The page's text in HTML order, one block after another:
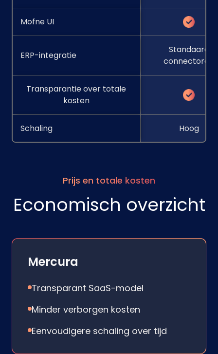
Mofne UI
ERP-integratie
Standaard
connectoren
Transparantie over totale
kosten
Schaling Hoog
Prijs en totale kosten
Economisch overzicht
Mercura
Transparant SaaS-model
Minder verborgen kosten
Eenvoudigere schaling over tijd